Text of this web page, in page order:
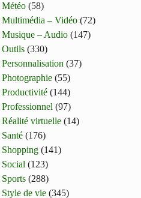
Météo (58)
Multimédia – Vidéo (72)
Musique – Audio (147)
Outils (330)
Personnalisation (37)
Photographie (55)
Productivité (144)
Professionnel (97)
Réalité virtuelle (14)
Santé (176)
Shopping (141)
Social (123)
Sports (288)
Style de vie (345)